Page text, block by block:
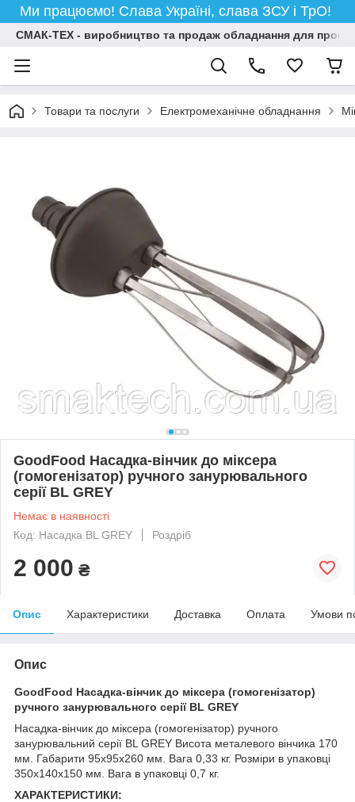
Ми працюємо! Слава Україні, слава ЗСУ і ТрО!
СМАК-ТЕХ - виробництво та продаж обладнання для
Товари та послуги Електромеханічне обладнання
GoodFood Насадка-вінчик до міксера
(гомогенізатор) ручного занурювального
серії BL GREY
Немає в наявності
Код: Насадка BL GREY
Роздріб
2 000 ₴
Опис Характеристики Доставка Оплата Умови
Опис
GoodFood Насадка-вінчик до міксера (гомогенізатор)
ручного занурювального серії BL GREY
Насадка-вінчик до міксера (гомогенізатор) ручного
занурювальний серії BL GREY Висота металевого вінчика 170
мм. Габарити 95х95х260 мм. Вага 0,33 кг. Розміри в упаковці
350x140x150 мм. Вага в упаковці 0,7 кг.
ХАРАКТЕРИСТИКИ: